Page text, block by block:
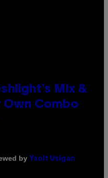
Mix &
Own Combo
by Ysolt Usigan